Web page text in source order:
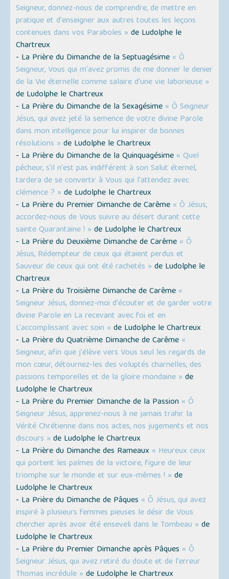
Seigneur, donnez-nous de comprendre, de mettre en
pratique et d'enseigner aux autres toutes les leçons
contenues dans vos Paraboles » de Ludolphe le
Chartreux
- La Prière du Dimanche de la Septuagésime « Ô
Seigneur, Vous qui m'avez promis de me donner le denier
de la Vie éternelle comme salaire d'une vie laborieuse »
de Ludolphe le Chartreux
- La Prière du Dimanche de la Sexagésime « Ô Seigneur
Jésus, qui avez jeté la semence de votre divine Parole
dans mon intelligence pour lui inspirer de bonnes
résolutions » de Ludolphe le Chartreux
- La Prière du Dimanche de la Quinquagésime « Quel
pécheur, s'il n'est pas indifférent à son Salut éternel,
tardera de se convertir à Vous qui l'attendez avec
clémence ? » de Ludolphe le Chartreux
- La Prière du Premier Dimanche de Carême « Ô Jésus,
accordez-nous de Vous suivre au désert durant cette
sainte Quarantaine ! » de Ludolphe le Chartreux
- La Prière du Deuxième Dimanche de Carême « Ô
Jésus, Rédempteur de ceux qui étaient perdus et
Sauveur de ceux qui ont été rachetés » de Ludolphe le
Chartreux
- La Prière du Troisième Dimanche de Carême «
Seigneur Jésus, donnez-moi d'écouter et de garder votre
divine Parole en La recevant avec foi et en
L'accomplissant avec soin » de Ludolphe le Chartreux
- La Prière du Quatrième Dimanche de Carême «
Seigneur, afin que j'élève vers Vous seul les regards de
mon cœur, détournez-les des voluptés charnelles, des
passions temporelles et de la gloire mondaine » de
Ludolphe le Chartreux
- La Prière du Premier Dimanche de la Passion « Ô
Seigneur Jésus, apprenez-nous à ne jamais trahir la
Vérité Chrétienne dans nos actes, nos jugements et nos
discours » de Ludolphe le Chartreux
- La Prière du Dimanche des Rameaux « Heureux ceux
qui portent les palmes de la victoire, figure de leur
triomphe sur le monde et sur eux-mêmes ! » de
Ludolphe le Chartreux
- La Prière du Dimanche de Pâques « Ô Jésus, qui avez
inspiré à plusieurs femmes pieuses le désir de Vous
chercher après avoir été enseveli dans le Tombeau » de
Ludolphe le Chartreux
- La Prière du Premier Dimanche après Pâques « Ô
Seigneur Jésus, qui avez retiré du doute et de l'erreur
Thomas incrédule » de Ludolphe le Chartreux